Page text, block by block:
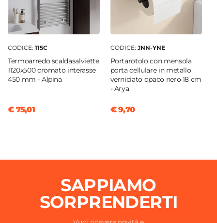
CODICE: 115C
Termoarredo scaldasalviette
1120x500 cromato interasse
450 mm - Alpina
€ 75,01
CODICE: JNN-YNE
Portarotolo con mensola
porta cellulare in metallo
verniciato opaco nero 18 cm
- Arya
€ 9,70
SAPPIAMO
SORPRENDERTI